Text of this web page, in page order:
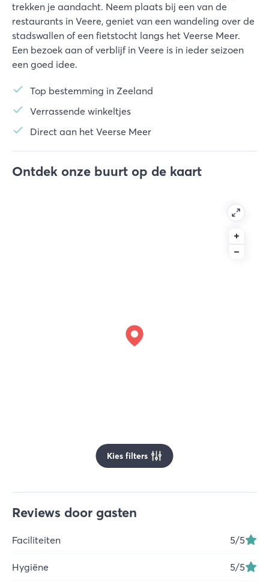
trekken je aandacht. Neem plaats bij een van de
restaurants in Veere, geniet van een wandeling over de
stadswallen of een fietstocht langs het Veerse Meer.
Een bezoek aan of verblijf in Veere is in ieder seizoen
een goed idee.
Top bestemming in Zeeland
Verrassende winkeltjes
Direct aan het Veerse Meer
Ontdek onze buurt op de kaart
Kies filters
Reviews door gasten
Faciliteiten 5/5
Hygiëne 5/5